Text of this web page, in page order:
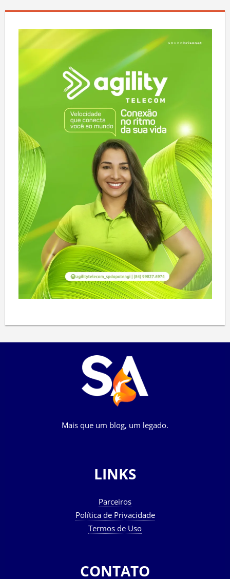
Mais que um blog, um legado.
LINKS
Parceiros
Política de Privacidade
Termos de Uso
CONTATO